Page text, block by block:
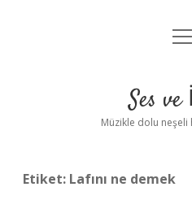
Yasal
Ses
Müzikle dolu neşeli
Etiket: Lafını ne demek